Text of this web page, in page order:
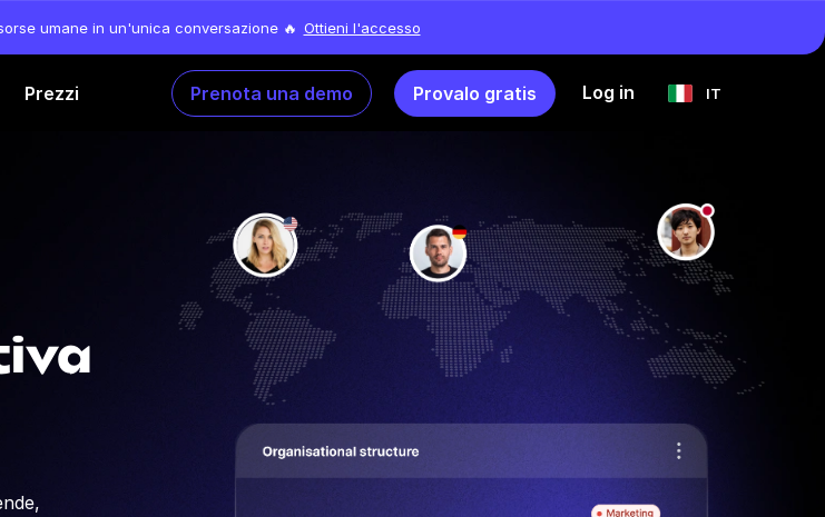
umane in un'unica conversazione 🔥 Ottieni l'accesso
Prezzi Prenota una demo Provalo gratis Log in IT